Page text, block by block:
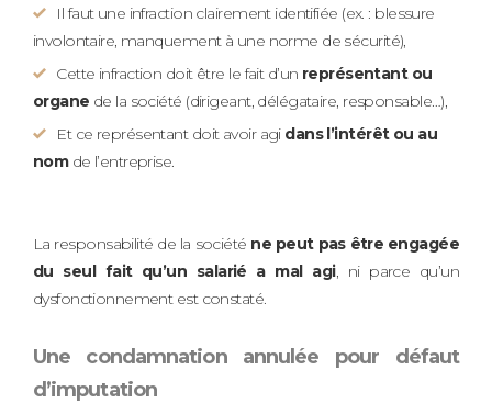
Il faut une infraction clairement identifiée (ex. : blessure
involontaire, manquement à une norme de sécurité),
Cette infraction doit être le fait d’un représentant ou
organe de la société (dirigeant, délégataire, responsable…),
Et ce représentant doit avoir agi dans l’intérêt ou au
nomde l’entreprise.
La responsabilité de la société ne peut pas être engagée
du seul fait qu’un salarié a mal agi, ni parce qu’un
dysfonctionnement est constaté.
Une condamnation annulée pour défaut
d’imputation